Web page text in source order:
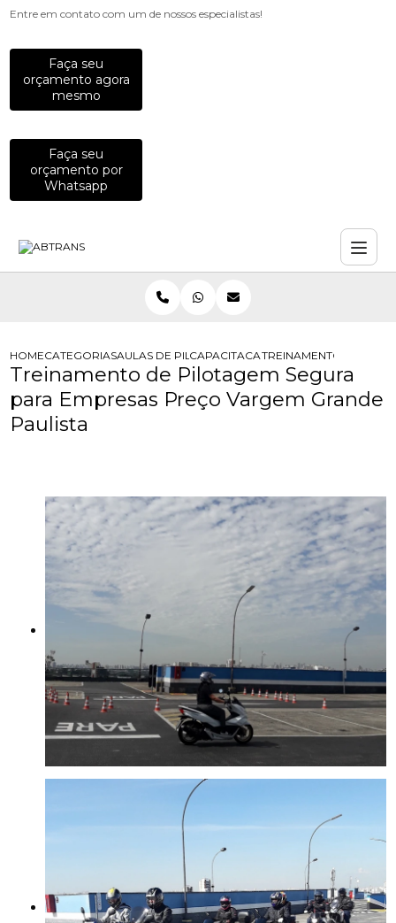
Entre em contato com um de nossos especialistas!
Faça seu
orçamento agora
mesmo
Faça seu
orçamento por
Whatsapp
HOMECATEGORIASAULAS DE PILOTAGEM PARA EMPRESAS
CAPACITACAO PARATREINAMENTO DE
Treinamento de Pilotagem Segura
para Empresas Preço Vargem Grande
Paulista